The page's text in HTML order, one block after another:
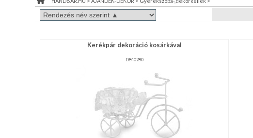
KIÁRUSÍTÁS
RENDEZVÉNY
ÉRDEKLŐDÉS,ÁRAJÁNLAT
Kerékpár dekoráció kosárkával
D840280